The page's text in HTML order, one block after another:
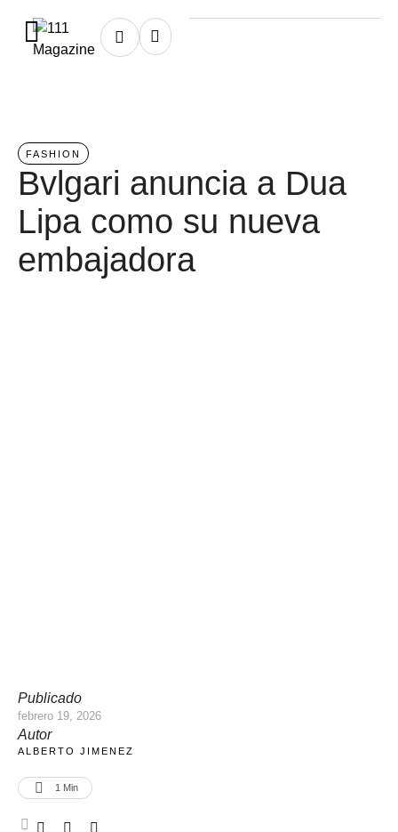
Home / fashion
FASHION
Bvlgari anuncia a Dua
Lipa como su nueva
embajadora
Publicado
febrero 19, 2026
Autor
ALBERTO JIMENEZ
1 Min